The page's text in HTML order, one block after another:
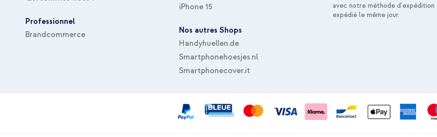
Professionnel
Brandcommerce
iPhone 15
Nos autres Shops
Handyhuellen.de
Smartphonehoesjes.nl
Smartphonecover.it
avec notre méthode d'expédition
expédié le même jour.